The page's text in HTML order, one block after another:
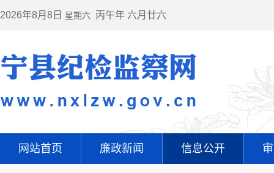
2026年8月8日 星期六 丙午年 六月廿六
网站首页 廉政新闻 信息公开